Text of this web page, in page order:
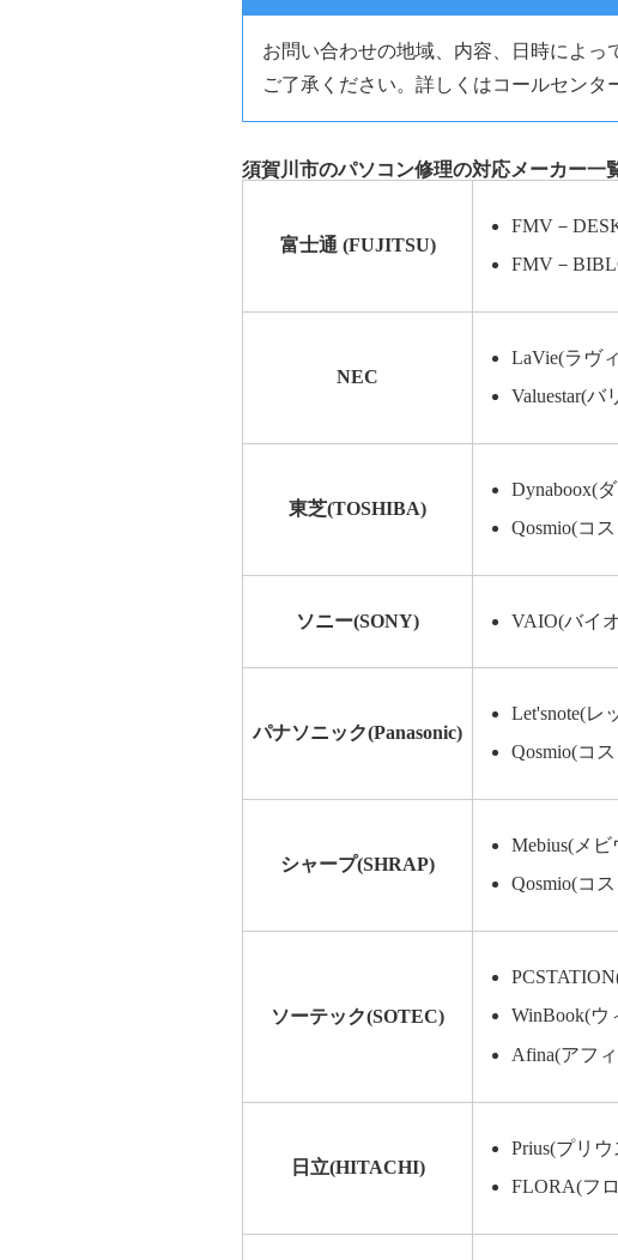
お問い合わせの地域、内容、日時によ
ご了承ください。詳しくはコールセンタ
須賀川市のパソコン修理の対応メーカー一
富士通 (FUJITSU)
FMV－
FMV－
NEC
LaVie(ラヴ
Valuestar(バ
東芝(TOSHIBA)
Dynaboox(
Qosmio(コ
ソニー(SONY) VAIO(バイ
パナソニック(Panasonic)
Let'snote(レ
Qosmio(コ
シャープ(SHRAP)
Mebius(メビ
Qosmio(コ
ソーテック(SOTEC)
WinBook(ウ
Afina(アフ
日立(HITACHI)
Prius(プリウ
FLORA(フ